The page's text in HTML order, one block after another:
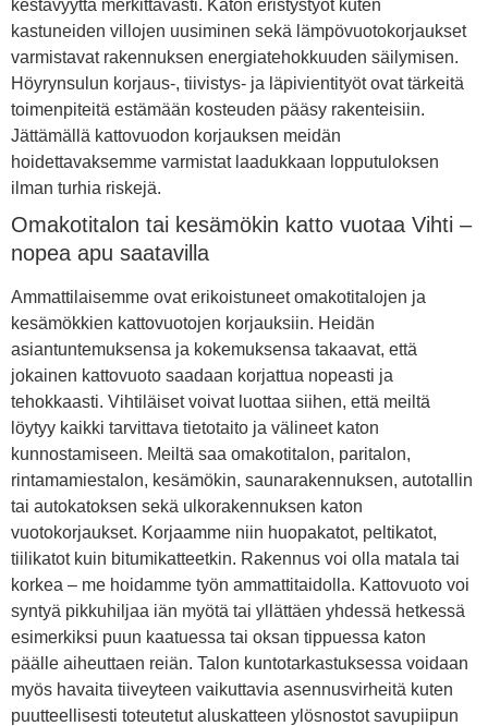
kestävyyttä merkittävästi. Katon eristystyöt kuten
kastuneiden villojen uusiminen sekä lämpövuotokorjaukset
varmistavat rakennuksen energiatehokkuuden säilymisen.
Höyrynsulun korjaus-, tiivistys- ja läpivientityöt ovat tärkeitä
toimenpiteitä estämään kosteuden pääsy rakenteisiin.
Jättämällä kattovuodon korjauksen meidän
hoidettavaksemme varmistat laadukkaan lopputuloksen
ilman turhia riskejä.
Omakotitalon tai kesämökin katto vuotaa Vihti –
nopea apu saatavilla
Ammattilaisemme ovat erikoistuneet omakotitalojen ja
kesämökkien kattovuotojen korjauksiin. Heidän
asiantuntemuksensa ja kokemuksensa takaavat, että
jokainen kattovuoto saadaan korjattua nopeasti ja
tehokkaasti. Vihtiläiset voivat luottaa siihen, että meiltä
löytyy kaikki tarvittava tietotaito ja välineet katon
kunnostamiseen. Meiltä saa omakotitalon, paritalon,
rintamamiestalon, kesämökin, saunarakennuksen, autotallin
tai autokatoksen sekä ulkorakennuksen katon
vuotokorjaukset. Korjaamme niin huopakatot, peltikatot,
tiilikatot kuin bitumikatteetkin. Rakennus voi olla matala tai
korkea – me hoidamme työn ammattitaidolla. Kattovuoto voi
syntyä pikkuhiljaa iän myötä tai yllättäen yhdessä hetkessä
esimerkiksi puun kaatuessa tai oksan tippuessa katon
päälle aiheuttaen reiän. Talon kuntotarkastuksessa voidaan
myös havaita tiiveyteen vaikuttavia asennusvirheitä kuten
puutteellisesti toteutetut aluskatteen ylösnostot savupiipun